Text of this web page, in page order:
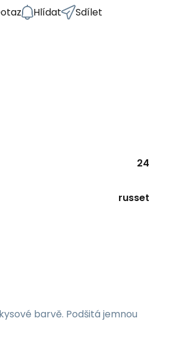
Hlídat Sdílet
24
russet
barvě. Podšitá jemnou